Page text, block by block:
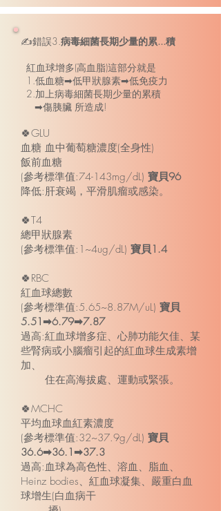
✍錯誤3.病毒細菌長期少量的累...積
紅血球增多(高血脂)這部分就是
1.低血糖➡低甲狀腺素➡低免疫力
2.加上病毒細菌長期少量的累積
➡傷胰臟 所造成!
🍀GLU
血糖 血中葡萄糖濃度(全身性)
飯前血糖
(參考標準值:74-143mg/dL) 寶貝96
降低:肝衰竭，平滑肌瘤或感染。
🍀T4
總甲狀腺素
(參考標準值:1~4ug/dL) 寶貝1.4
🍀RBC
紅血球總數
(參考標準值:5.65~8.87M/uL) 寶貝
5.51➡6.79➡7.87
過高:紅血球增多症、心肺功能欠佳、某
些腎病或小腦瘤引起的紅血球生成素增
加、
住在高海拔處、運動或緊張。
🍀MCHC
平均血球血紅素濃度
(參考標準值:32~37.9g/dL) 寶貝
36.6➡36.1➡37.3
過高:血球為高色性、溶血、脂血、
Heinz bodies、紅血球凝集、嚴重白血
球增生(白血病干